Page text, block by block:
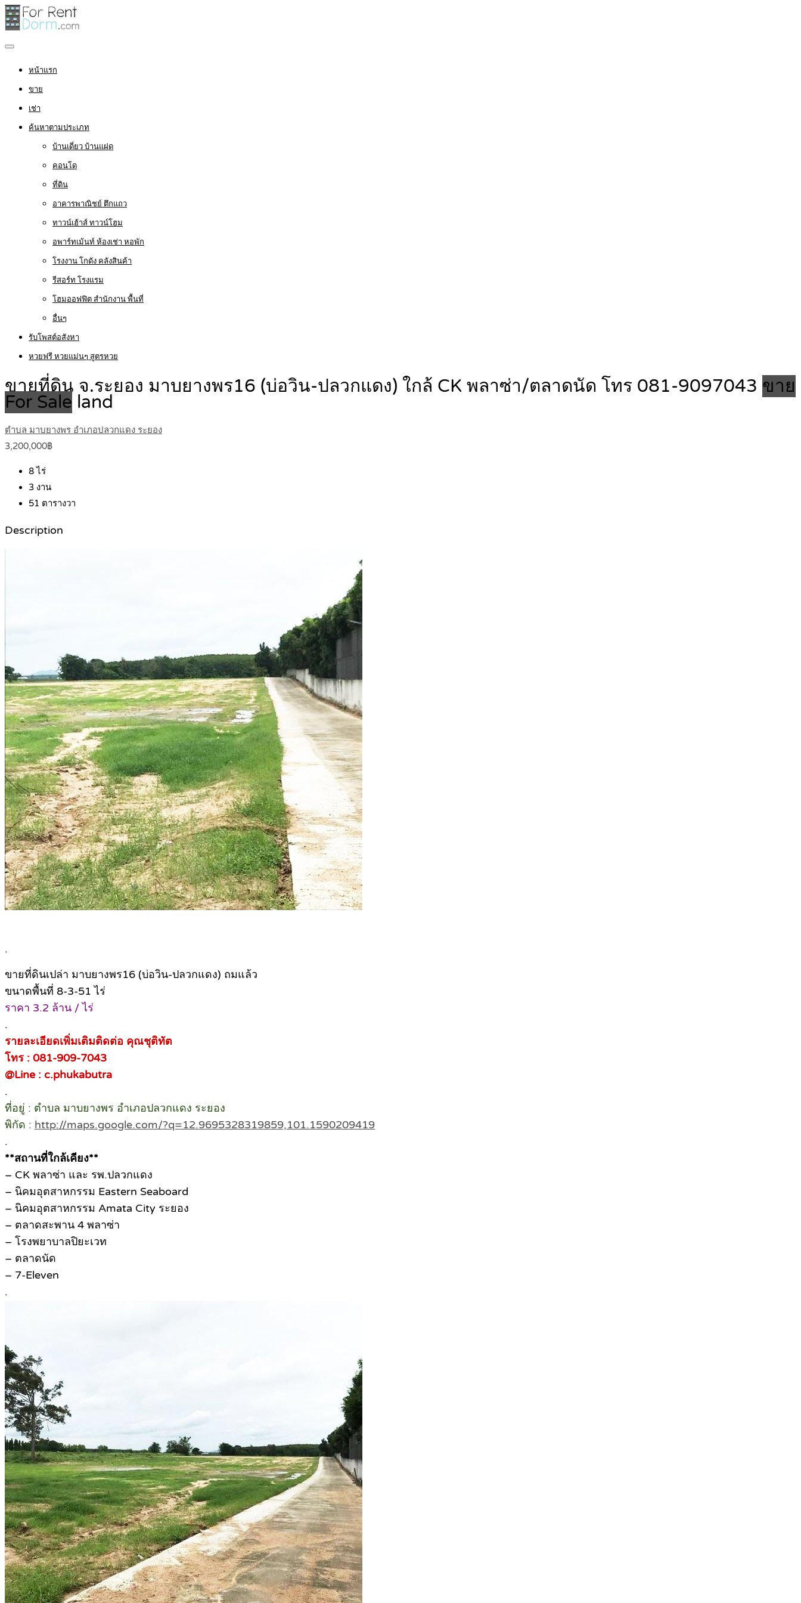
หน้าแรก
ขาย
เช่า
ค้นหาตามประเภท
บ้านเดี่ยว บ้านแฝด
คอนโด
ที่ดิน
อาคารพาณิชย์ ตึกแถว
ทาวน์เฮ้าส์ ทาวน์โฮม
อพาร์ทเม้นท์ ห้องเช่า หอพัก
โรงงาน โกดัง คลังสินค้า
รีสอร์ท โรงแรม
โฮมออฟฟิต สำนักงาน พื้นที่
อื่นๆ
รับโพสต์อสังหา
หวยฟรี หวยแม่นๆ สูตรหวย
ขายที่ดิน จ.ระยอง มาบยางพร16 (บ่อวิน-ปลวกแดง) ใกล้ CK พลาซ่า/ตลาดนัด โทร 081-9097043 ขาย
For Sale land
ตำบล มาบยางพร อำเภอปลวกแดง ระยอง
3,200,000฿
8ไร่
3 งาน
51 ตารางวา
Description
.
ขายที่ดินเปล่า มาบยางพร16 (บ่อวิน-ปลวกแดง) ถมแล้ว
ขนาดพื้นที่ 8-3-51 ไร่
ราคา 3.2 ล้าน / ไร่
.
รายละเอียดเพิ่มเติมติดต่อ คุณชุติทัต
โทร : 081-909-7043
@Line : c.phukabutra
.
ที่อยู่ : ตำบล มาบยางพร อำเภอปลวกแดง ระยอง
พิกัด : http://maps.google.com/?q=12.9695328319859,101.1590209419
.
**สถานที่ใกล้เคียง**
– CK พลาซ่า และ รพ.ปลวกแดง
– นิคมอุตสาหกรรม Eastern Seaboard
– นิคมอุตสาหกรรม Amata City ระยอง
– ตลาดสะพาน 4 พลาซ่า
– โรงพยาบาลปิยะเวท
– ตลาดนัด
– 7-Eleven
.